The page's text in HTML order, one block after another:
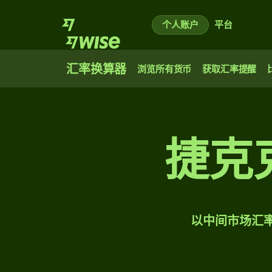
个人账户 平台
汇率换算器 浏览所有货币 获取汇率提醒
捷克
以中间市场汇